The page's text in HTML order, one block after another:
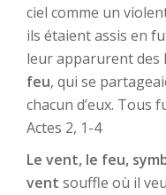
ciel comme un
ils étaient assis en
leur apparurent des
feu, qui se
chacun d’eux. Tous
Actes 2, 1-4
Le vent, le feu,
vent souffle où il